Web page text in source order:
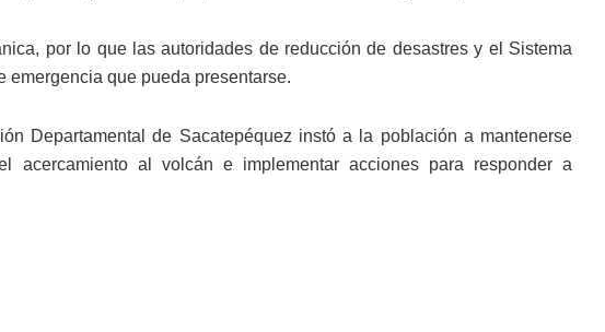
por lo que las autoridades de reducción de desastres y el Sistema
emergencia que pueda presentarse.
Departamental de Sacatepéquez instó a la población a mantenerse
acercamiento al volcán e implementar acciones para responder a